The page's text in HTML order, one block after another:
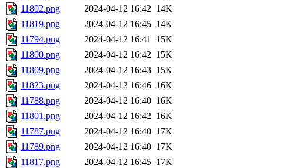
11802.png
2024-04-12 16:42 14K
11819.png
2024-04-12 16:45 14K
11794.png
2024-04-12 16:41 15K
11800.png
2024-04-12 16:42 15K
11809.png
2024-04-12 16:43 15K
11823.png
2024-04-12 16:46 16K
11788.png
2024-04-12 16:40 16K
11801.png
2024-04-12 16:42 16K
11787.png
2024-04-12 16:40 17K
11789.png
2024-04-12 16:40 17K
11817.png
2024-04-12 16:45 17K